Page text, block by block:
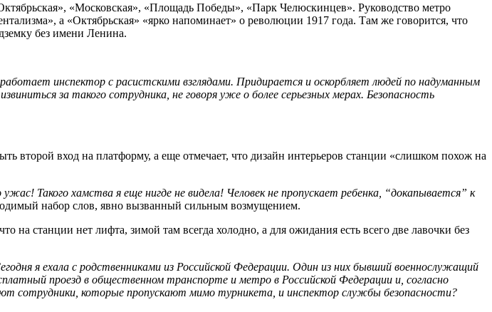
«Московская», «Площадь Победы», «Парк Челюскинцев». Руководство метро
а «Октябрьская» «ярко напоминает» о революции 1917 года. Там же говорится, что
без имени Ленина.
инспектор с расистскими взглядами. Придирается и оскорбляет людей по надуманным
за такого сотрудника, не говоря уже о более серьезных мерах. Безопасность
второй вход на платформу, а еще отмечает, что дизайн интерьеров станции «слишком похож на
Такого хамства я еще нигде не видела! Человек не пропускает ребенка, “докапывается” к
набор слов, явно вызванный сильным возмущением.
на станции нет лифта, зимой там всегда холодно, а для ожидания есть всего две лавочки без
я ехала с родственниками из Российской Федерации. Один из них бывший военнослужащий
проезд в общественном транспорте и метро в Российской Федерации и, согласно
сотрудники, которые пропускают мимо турникета, и инспектор службы безопасности?